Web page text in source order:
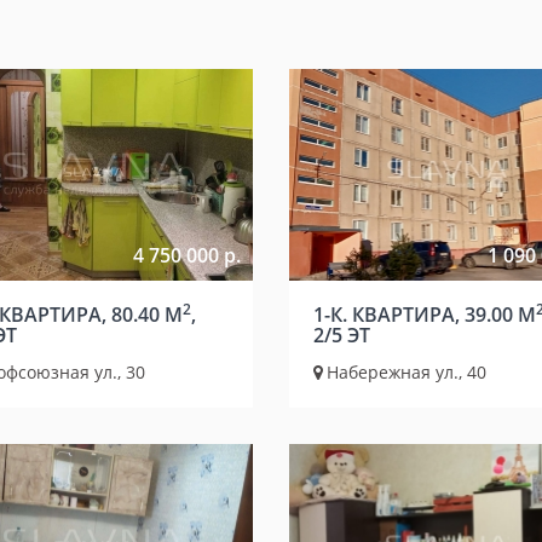
4 750 000 р.
80.40 М2,
ул., 30
1 090
1-К. КВАРТИРА, 39.00 М
2/5 ЭТ
Набережная ул., 40